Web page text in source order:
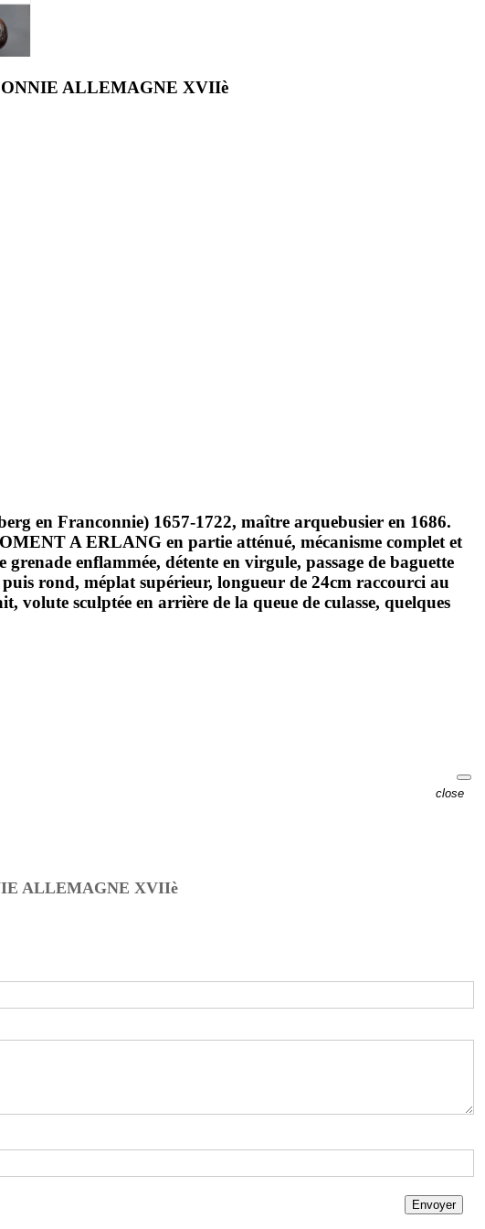
ALLEMAGNE XVIIè
en Franconnie) 1657-1722, maître arquebusier en 1686.
A ERLANG en partie atténué, mécanisme complet et
enflammée, détente en virgule, passage de baguette
rond, méplat supérieur, longueur de 24cm raccourci au
sculptée en arrière de la queue de culasse, quelques
close
ALLEMAGNE XVIIè
Envoyer